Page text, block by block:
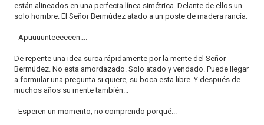
están alineados en una perfecta línea simétrica. Delante de ellos un
solo hombre. El Señor Bermúdez atado a un poste de madera rancia.
- Apuuuunteeeeeen....
De repente una idea surca rápidamente por la mente del Señor
Bermúdez. No esta amordazado. Solo atado y vendado. Puede llegar
a formular una pregunta si quiere, su boca esta libre. Y después de
muchos años su mente también...
- Esperen un momento, no comprendo porqué...